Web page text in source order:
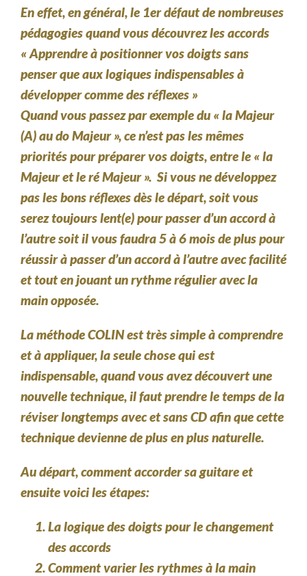
En effet, en général, le 1er défaut de nombreuses
pédagogies quand vous découvrez les accords
« Apprendre à positionner vos doigts sans
penser que aux logiques indispensables à
développer comme des réflexes »
Quand vous passez par exemple du « la Majeur
(A) au do Majeur », ce n’est pas les mêmes
priorités pour préparer vos doigts, entre le « la
Majeur et le ré Majeur ». Si vous ne développez
pas les bons réflexes dès le départ, soit vous
serez toujours lent(e) pour passer d’un accord à
l’autre soit il vous faudra 5 à 6 mois de plus pour
réussir à passer d’un accord à l’autre avec facilité
et tout en jouant un rythme régulier avec la
main opposée.
La méthode COLIN est très simple à comprendre
et à appliquer, la seule chose qui est
indispensable, quand vous avez découvert une
nouvelle technique, il faut prendre le temps de la
réviser longtemps avec et sans CD afin que cette
technique devienne de plus en plus naturelle.
Au départ, comment accorder sa guitare et
ensuite voici les étapes:
La logique des doigts pour le changement
des accords
Comment varier les rythmes à la main